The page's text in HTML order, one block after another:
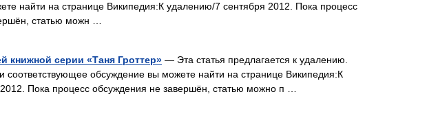
найти на странице Википедия:К удалению/7 сентября 2012. Пока процесс
статью можн …
книжной серии «Таня Гроттер» — Эта статья предлагается к удалению.
соответствующее обсуждение вы можете найти на странице Википедия:К
Пока процесс обсуждения не завершён, статью можно п …